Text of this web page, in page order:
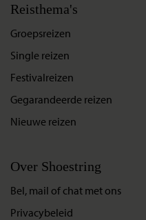
Reisthema's
Groepsreizen
Single reizen
Festivalreizen
Gegarandeerde reizen
Nieuwe reizen
Over Shoestring
Bel, mail of chat met ons
Privacybeleid